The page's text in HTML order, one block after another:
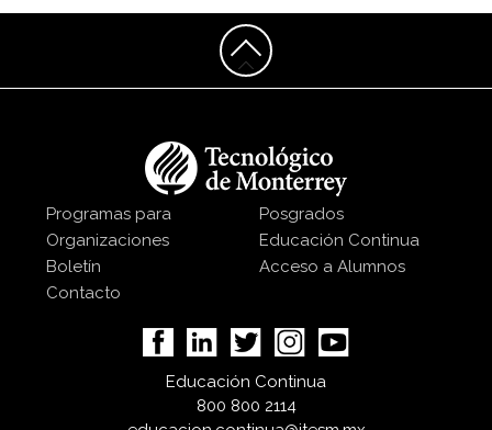
Programas para
Organizaciones
Boletín
Contacto
Posgrados
Educación Continua
Acceso a Alumnos
Educación Continua
800 800 2114